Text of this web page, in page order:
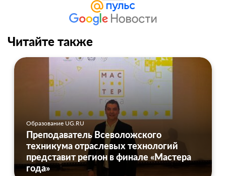
Читайте также
Образование UG.RU
Преподаватель Всеволожского
техникума отраслевых технологий
представит регион в финале «Мастера
года»